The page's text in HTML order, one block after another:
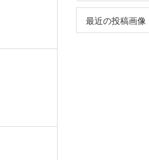
最近の投稿画像